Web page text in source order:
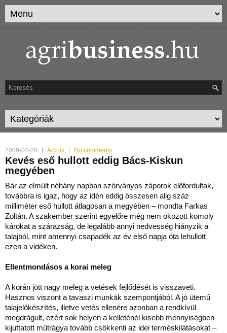
2009-04-28 Archív No comments
Kevés eső hullott eddig Bács-Kiskun
megyében
Bár az elmúlt néhány napban szórványos záporok előfordultak,
továbbra is igaz, hogy az idén eddig összesen alig száz
milliméter eső hullott átlagosan a megyében – mondta Farkas
Zoltán. A szakember szerint egyelőre még nem okozott komoly
károkat a szárazság, de legalább annyi nedvesség hiányzik a
talajból, mint amennyi csapadék az év első napja óta lehullott
ezen a vidéken.
Ellentmondásos a korai meleg
A korán jött nagy meleg a vetések fejlődését is visszaveti.
Hasznos viszont a tavaszi munkák szempontjából. A jó ütemű
talajelőkészítés, illetve vetés ellenére azonban a rendkívül
megdrágult, ezért sok helyen a kelleténél kisebb mennyiségben
kijuttatott műtrágya tovább csökkenti az idei terméskilátásokat –